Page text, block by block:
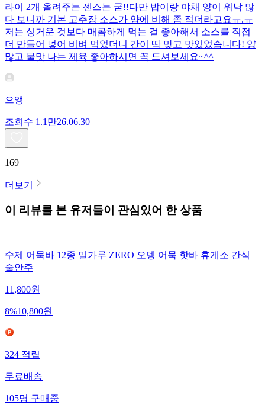
라이 2개 올려주는 센스는 굳!! ​다만 밥이랑 야채 양이 워낙 많
다 보니까 기본 고추장 소스가 양에 비해 좀 적더라고요ㅠ.ㅠ
저는 싱거운 것보다 매콤하게 먹는 걸 좋아해서 소스를 직접
더 만들어 넣어 비벼 먹었더니 간이 딱 맞고 맛있었습니다! 양
많고 불맛 나는 제육 좋아하시면 꼭 드셔보세요~^^
으앵
조회수 1.1만26.06.30
169
더보기
이 리뷰를 본 유저들이 관심있어 한 상품
수제 어묵바 12종 밀가루 ZERO 오뎅 어묵 핫바 휴게소 간식
술안주
11,800원
8%10,800원
324적립
무료배송
105명구매중